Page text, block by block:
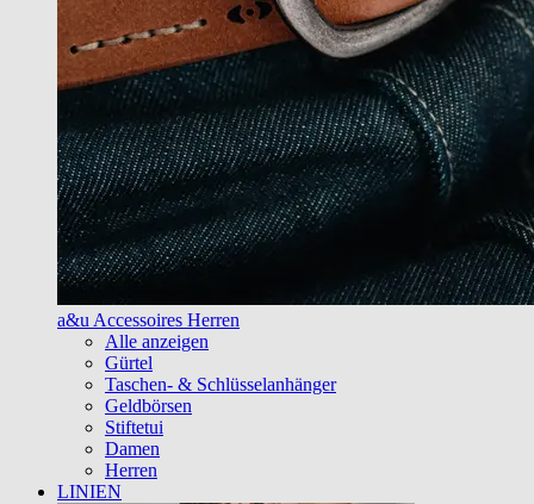
a&u Accessoires Herren
Alle anzeigen
Gürtel
Taschen- & Schlüsselanhänger
Geldbörsen
Stiftetui
Damen
Herren
LINIEN